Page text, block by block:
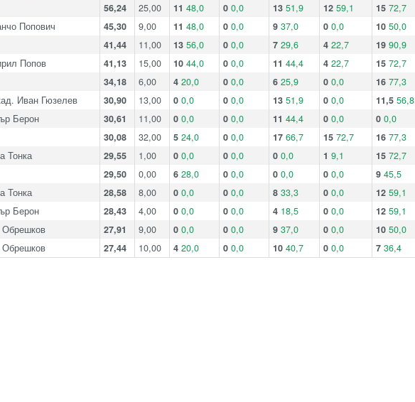
56,24 25,00 11 48,0 0 0,0 13 51,9 12 59,1 15 72,7
Попович 45,30 9,00 11 48,0 0 0,0 9 37,0 0 0,0 10 50,0
41,44 11,00 13 56,0 0 0,0 7 29,6 4 22,7 19 90,9
Попов 41,13 15,00 10 44,0 0 0,0 11 44,4 4 22,7 15 72,7
34,18 6,00 4 20,0 0 0,0 6 25,9 0 0,0 16 77,3
Иван Гюзелев 30,90 13,00 0 0,0 0 0,0 13 51,9 0 0,0 11,5 56,8
Берон 30,61 11,00 0 0,0 0 0,0 11 44,4 0 0,0 0 0,0
30,08 32,00 5 24,0 0 0,0 17 66,7 15 72,7 16 77,3
Тонка 29,55 1,00 0 0,0 0 0,0 0 0,0 1 9,1 15 72,7
29,50 0,00 6 28,0 0 0,0 0 0,0 0 0,0 9 45,5
Тонка 28,58 8,00 0 0,0 0 0,0 8 33,3 0 0,0 12 59,1
Берон 28,43 4,00 0 0,0 0 0,0 4 18,5 0 0,0 12 59,1
27,91 9,00 0 0,0 0 0,0 9 37,0 0 0,0 10 50,0
27,44 10,00 4 20,0 0 0,0 10 40,7 0 0,0 7 36,4